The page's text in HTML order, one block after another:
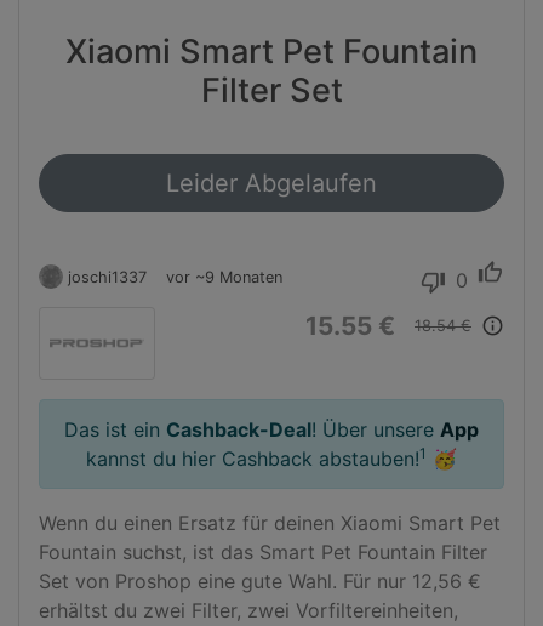
Xiaomi Smart Pet Fountain
Filter Set
Leider Abgelaufen
joschi1337 vor ~9 Monaten thumb_down 0 thumb_up
15.55 € 18.54 € info_outline
Das ist ein Cashback-Deal! Über unsere App
kannst du hier Cashback abstauben!1 🥳
Wenn du einen Ersatz für deinen Xiaomi Smart Pet
Fountain suchst, ist das Smart Pet Fountain Filter
Set von Proshop eine gute Wahl. Für nur 12,56 €
erhältst du zwei Filter, zwei Vorfiltereinheiten,